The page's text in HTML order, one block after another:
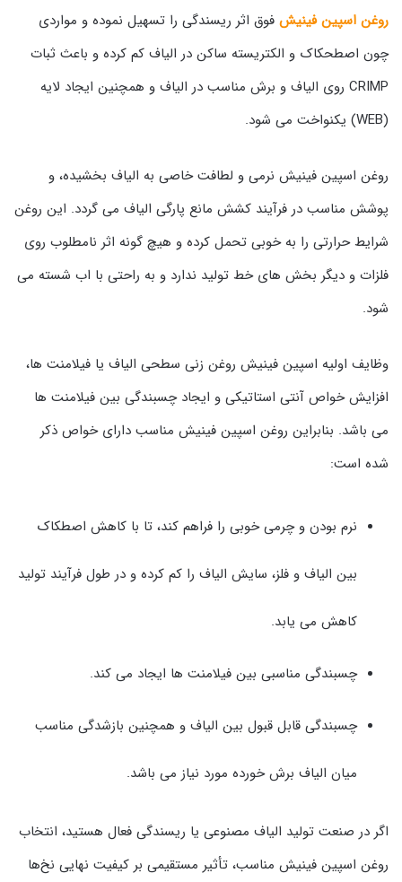
روغن اسپین فینیش فوق اثر ریسندگی را تسهیل نموده و مواردی
چون اصطحکاک و الکتریسته ساکن در الیاف کم کرده و باعث ثبات
CRIMP روی الیاف و برش مناسب در الیاف و همچنین ایجاد لایه
(WEB) یکنواخت می شود.
روغن اسپین فینیش نرمی و لطافت خاصی به الیاف بخشیده، و
پوشش مناسب در فرآیند کشش مانع پارگی الیاف می گردد. این روغن
شرایط حرارتی را به خوبی تحمل کرده و هیچ گونه اثر نامطلوب روی
فلزات و دیگر بخش های خط تولید ندارد و به راحتی با اب شسته می
شود.
وظایف اولیه اسپین فینیش روغن زنی سطحی الیاف یا فیلامنت ها،
افزایش خواص آنتی استاتیکی و ایجاد چسبندگی بین فیلامنت ها
می باشد. بنابراین روغن اسپین فینیش مناسب دارای خواص ذکر
شده است:
نرم بودن و چرمی خوبی را فراهم کند، تا با کاهش اصطکاک
بین الیاف و فلز، سایش الیاف را کم کرده و در طول فرآیند تولید
کاهش می یابد.
چسبندگی مناسبی بین فیلامنت ها ایجاد می کند.
چسبندگی قابل قبول بین الیاف و همچنین بازشدگی مناسب
میان الیاف برش خورده مورد نیاز می باشد.
اگر در صنعت تولید الیاف مصنوعی یا ریسندگی فعال هستید، انتخاب
روغن اسپین فینیش مناسب، تأثیر مستقیمی بر کیفیت نهایی نخ‌ها